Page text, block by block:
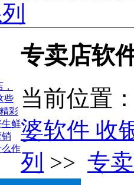
些
彩
鲜
作
专卖店软
当前位置
婆软件 收
列 >> 专